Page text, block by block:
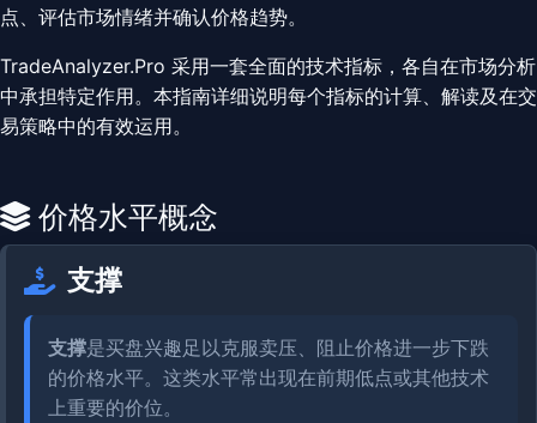
点、评估市场情绪并确认价格趋势。
TradeAnalyzer.Pro 采用一套全面的技术指标，各自在市场分析
中承担特定作用。本指南详细说明每个指标的计算、解读及在交
易策略中的有效运用。
价格水平概念
支撑
支撑是买盘兴趣足以克服卖压、阻止价格进一步下跌
的价格水平。这类水平常出现在前期低点或其他技术
上重要的价位。